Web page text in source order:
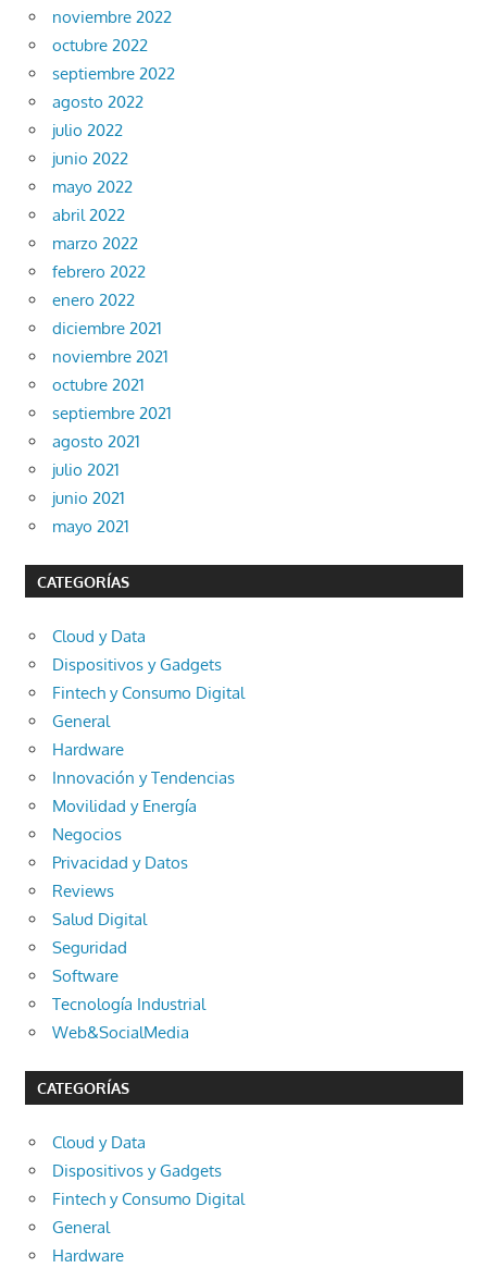
noviembre 2022
octubre 2022
septiembre 2022
agosto 2022
julio 2022
junio 2022
mayo 2022
abril 2022
marzo 2022
febrero 2022
enero 2022
diciembre 2021
noviembre 2021
octubre 2021
septiembre 2021
agosto 2021
julio 2021
junio 2021
mayo 2021
CATEGORÍAS
Cloud y Data
Dispositivos y Gadgets
Fintech y Consumo Digital
General
Hardware
Innovación y Tendencias
Movilidad y Energía
Negocios
Privacidad y Datos
Reviews
Salud Digital
Seguridad
Software
Tecnología Industrial
Web&SocialMedia
CATEGORÍAS
Cloud y Data
Dispositivos y Gadgets
Fintech y Consumo Digital
General
Hardware